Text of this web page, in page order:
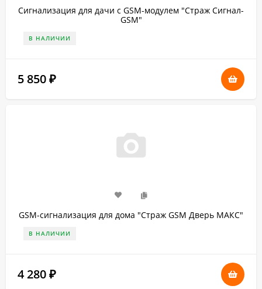
Сигнализация для дачи с GSM-модулем "Страж Сигнал-
GSM"
В НАЛИЧИИ
5 850 ₽
GSM-сигнализация для дома "Страж GSM Дверь МАКС"
В НАЛИЧИИ
4 280 ₽